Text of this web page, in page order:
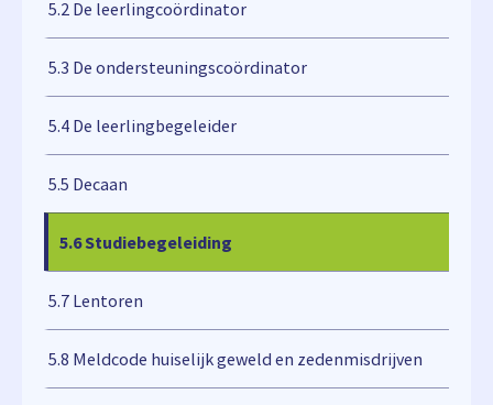
5.2 De leerlingcoördinator
5.3 De ondersteuningscoördinator
5.4 De leerlingbegeleider
5.5 Decaan
5.6 Studiebegeleiding
5.7 Lentoren
5.8 Meldcode huiselijk geweld en zedenmisdrijven